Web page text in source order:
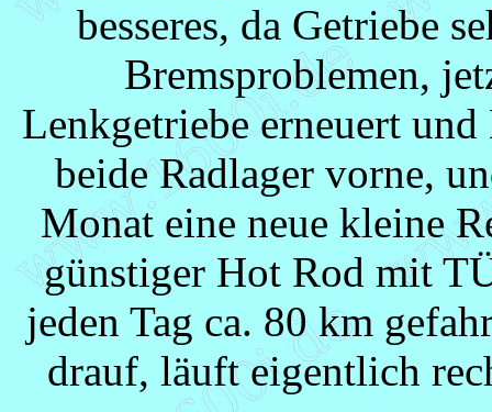
besseres, da Getriebe
Bremsproblemen,
Lenkgetriebe erneuert
beide Radlager vorne,
Monat eine neue kleine
günstiger Hot Rod mit
jeden Tag ca. 80 km
drauf, läuft eigentlich